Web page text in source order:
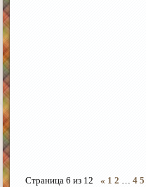
Страница 6 из 12 « 1 2 … 4 5